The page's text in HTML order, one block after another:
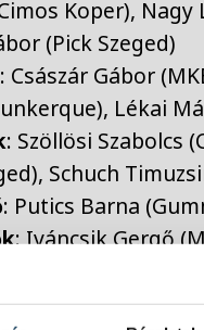
Koper), Nagy
(Pick Szeged)
: Császár Gábor
Lékai
: Szöllösi Szabolcs
Schuch
: Putics Barna
: Iváncsik Gergő
Szeged)